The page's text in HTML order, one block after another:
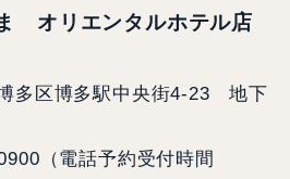
オリエンタルホテル店
多区博多駅中央街4-23 地下
（電話予約受付時間